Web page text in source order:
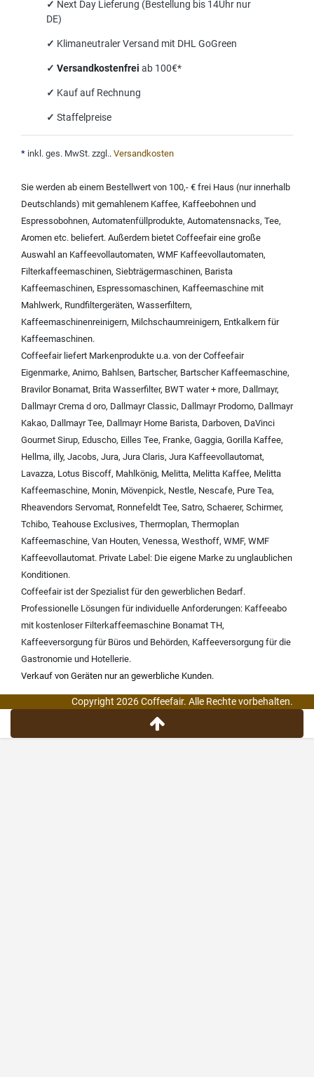
✓ Next Day Lieferung (Bestellung bis 14Uhr nur
DE)
✓ Klimaneutraler Versand mit DHL GoGreen
✓ Versandkostenfrei ab 100€*
✓ Kauf auf Rechnung
✓ Staffelpreise
* inkl. ges. MwSt. zzgl.. Versandkosten
Sie werden ab einem Bestellwert von 100,- € frei Haus (nur innerhalb
Deutschlands) mit gemahlenem Kaffee, Kaffeebohnen und
Espressobohnen, Automatenfüllprodukte, Automatensnacks, Tee,
Aromen etc. beliefert. Außerdem bietet Coffeefair eine große
Auswahl an Kaffeevollautomaten, WMF Kaffeevollautomaten,
Filterkaffeemaschinen, Siebträgermaschinen, Barista
Kaffeemaschinen, Espressomaschinen, Kaffeemaschine mit
Mahlwerk, Rundfiltergeräten, Wasserfiltern,
Kaffeemaschinenreinigern, Milchschaumreinigern, Entkalkern für
Kaffeemaschinen.
Coffeefair liefert Markenprodukte u.a. von derCoffeefair
Eigenmarke, Animo, Bahlsen, Bartscher, Bartscher Kaffeemaschine,
Bravilor Bonamat, Brita Wasserfilter, BWT water + more, Dallmayr,
Dallmayr Crema d oro, Dallmayr Classic, Dallmayr Prodomo, Dallmayr
Kakao, Dallmayr Tee, Dallmayr Home Barista, Darboven, DaVinci
Gourmet Sirup, Eduscho, Eilles Tee, Franke, Gaggia, Gorilla Kaffee,
Hellma, illy, Jacobs, Jura, Jura Claris, Jura Kaffeevollautomat,
Lavazza, Lotus Biscoff, Mahlkönig, Melitta, Melitta Kaffee, Melitta
Kaffeemaschine, Monin, Mövenpick, Nestle, Nescafe, Pure Tea,
Rheavendors Servomat, Ronnefeldt Tee, Satro, Schaerer, Schirmer,
Tchibo, Teahouse Exclusives, Thermoplan, Thermoplan
Kaffeemaschine, Van Houten, Venessa, Westhoff, WMF, WMF
Kaffeevollautomat. Private Label: Die eigene Marke zu unglaublichen
Konditionen.
Coffeefair ist der Spezialist für den gewerblichen Bedarf.
Professionelle Lösungen für individuelle Anforderungen: Kaffeeabo
mit kostenloser Filterkaffeemaschine Bonamat TH,
Kaffeeversorgung für Büros und Behörden, Kaffeeversorgung für die
Gastronomie und Hotellerie.
Verkauf von Geräten nur an gewerbliche Kunden.
Copyright 2026 Coffeefair. Alle Rechte vorbehalten.